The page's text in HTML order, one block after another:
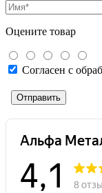
Оцените товар
Согласен с
Отправить